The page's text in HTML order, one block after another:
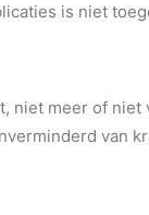
is niet
niet meer of
van